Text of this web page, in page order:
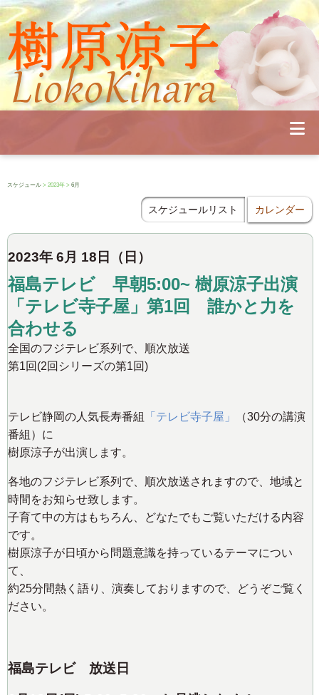
Profile
Concert
Seminar
Diary
School
スケジュール > 2023年 > 6月
スケジュールリスト カレンダー
2023年 6月 18日（日）
福島テレビ 早朝5:00~ 樹原涼子出演
「テレビ寺子屋」第1回 誰かと力を
合わせる
全国のフジテレビ系列で、順次放送
第1回(2回シリーズの第1回)
テレビ静岡の人気長寿番組 「テレビ寺子屋」
（30分の講演
番組）に
樹原涼子が出演します。
各地のフジテレビ系列で、順次放送されますので、地域と
時間をお知らせ致します。
子育て中の方はもちろん、どなたでもご覧いただける内容
です。
樹原涼子が日頃から問題意識を持っているテーマについ
て、
約25分間熱く語り、演奏しておりますので、どうぞご覧く
ださい。
福島テレビ 放送日